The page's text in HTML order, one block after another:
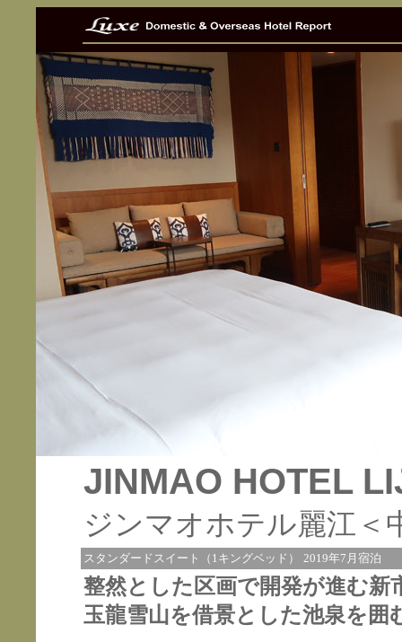
JINMAO HOTEL
ジンマオホテル麗江＜
スタンダードスイート（1キングベッド） 2019年7月宿泊
整然とした区画で開発が進む新
玉龍雪山を借景とした池泉を